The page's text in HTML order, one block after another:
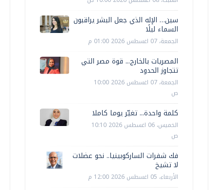
سين… الإله الذي جعل البشر يراقبون
السماء ليلًا
الجمعة، 07 اغسطس 2026 01:00 م
المصريات بالخارج... قوة مصر التي
تتجاوز الحدود
الجمعة، 07 اغسطس 2026 10:00
ص
كلمة واحدة... تغيّر يوما كاملا
الخميس، 06 اغسطس 2026 10:10
ص
فك شفرات الساركوبينيا.. نحو عضلات
لا تشيخ
الأربعاء، 05 اغسطس 2026 12:00 م